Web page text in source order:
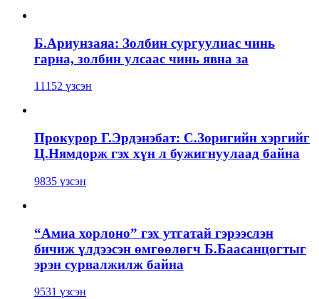
Б.Ариунзаяа: Золбин сургуулиас чинь
гарна, золбин улсаас чинь явна за
11152 үзсэн
Прокурор Г.Эрдэнэбат: С.Зоригийн хэргийг
Ц.Нямдорж гэх хүн л бужигнуулаад байна
9835 үзсэн
“Амиа хорлоно” гэх утгатай гэрээслэн
бичиж үлдээсэн өмгөөлөгч Б.Баасанцогтыг
эрэн сурвалжилж байна
9531 үзсэн